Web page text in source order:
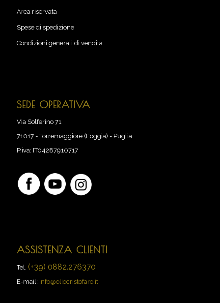
Area riservata
Spese di spedizione
Condizioni generali di vendita
SEDE OPERATIVA
Via Solferino 71
71017-Torremaggiore (Foggia) - Puglia
P.iva: IT04287910717
ASSISTENZA CLIENTI
Tel. (+39) 0882.276370
E-mail: info@oliocristofaro.it